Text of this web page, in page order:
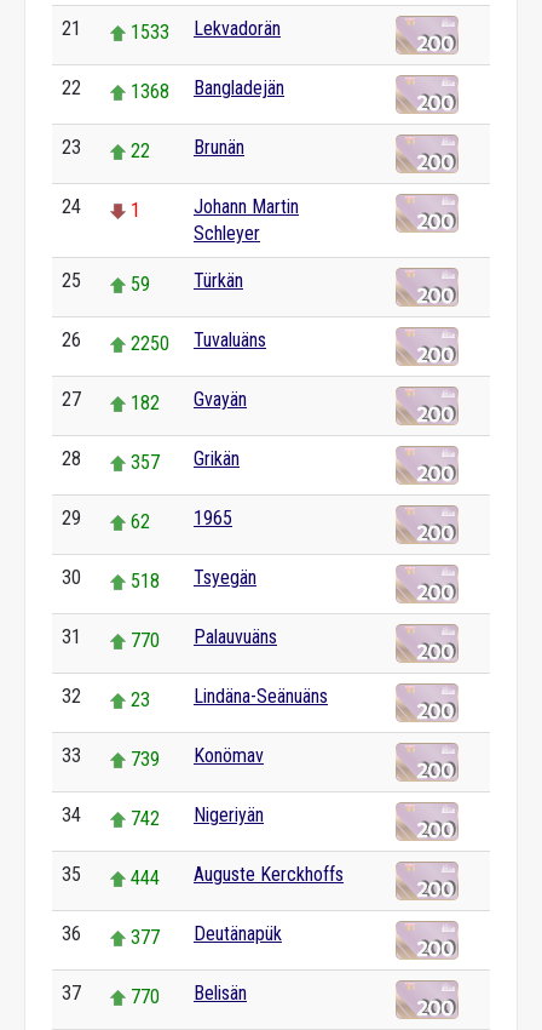
21 1533 Lekvadorän
22 1368 Bangladejän
23 22 Brunän
24 1
Johann Martin
Schleyer
25 59 Türkän
26 2250 Tuvaluäns
27 182 Gvayän
28 357 Grikän
29 62 1965
30 518 Tsyegän
31 770 Palauvuäns
32 23 Lindäna-Seänuäns
33 739 Konömav
34 742 Nigeriyän
35 444 Auguste Kerckhoffs
36 377 Deutänapük
37 770 Belisän